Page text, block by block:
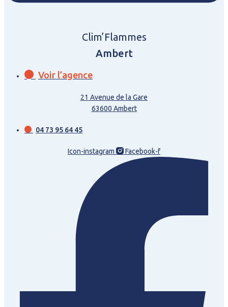
Clim’Flammes
Ambert
Voir l’agence
21 Avenue de la Gare
63600 Ambert
04 73 95 64 45
Icon-instagram Facebook-f